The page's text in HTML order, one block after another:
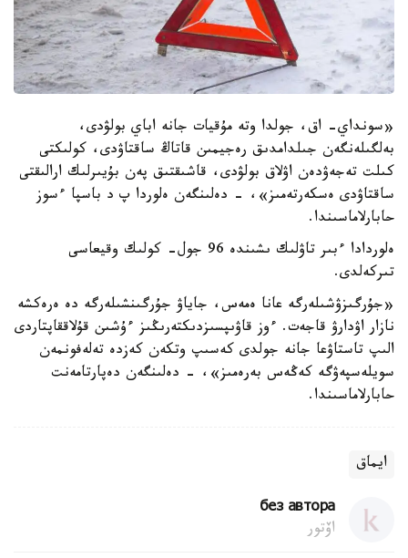
«سونداي- اق، جولدا وتە مۇقيات جانە اباي بولۋدى،
بەلگىلەنگەن جىلدامدىق رەجيمىن قاتاڭ ساقتاۋدى، كولىكتى
كىلت تەجەۋدەن اۋلاق بولۋدى، قاشىقتىق پەن بۇيىرلىك ارالىقتى
ساقتاۋدى ەسكەرتەمىز»، - دەلىنگەن ەلوردا پ د باسپا ءسوز
حابارلاماسىندا.
ەلوردادا ءبىر تاۋلىك ىشىندە 96 جول- كولىك وقيعاسى
تىركەلدى.
«جۇرگىزۋشىلەرگە عانا ەمەس، جاياۋ جۇرگىنشىلەرگە دە ەرەكشە
نازار اۋدارۋ قاجەت. ءوز قاۋىپسىزدىكتەرىڭىز ءۇشىن قۇلاققاپتاردى
الىپ تاستاۋعا جانە جولدى كەسىپ وتكەن كەزدە تەلەفونمەن
سويلەسپەۋگە كەڭەس بەرەمىز»، - دەلىنگەن دەپارتامەنت
حابارلاماسىندا.
ايماق
без автора
اۆتور